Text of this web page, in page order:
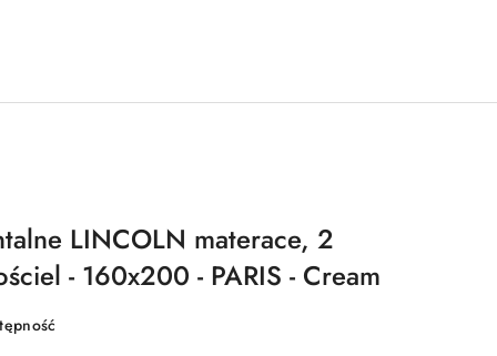
LINCOLN materace, 2
- 160x200 - PARIS - Cream